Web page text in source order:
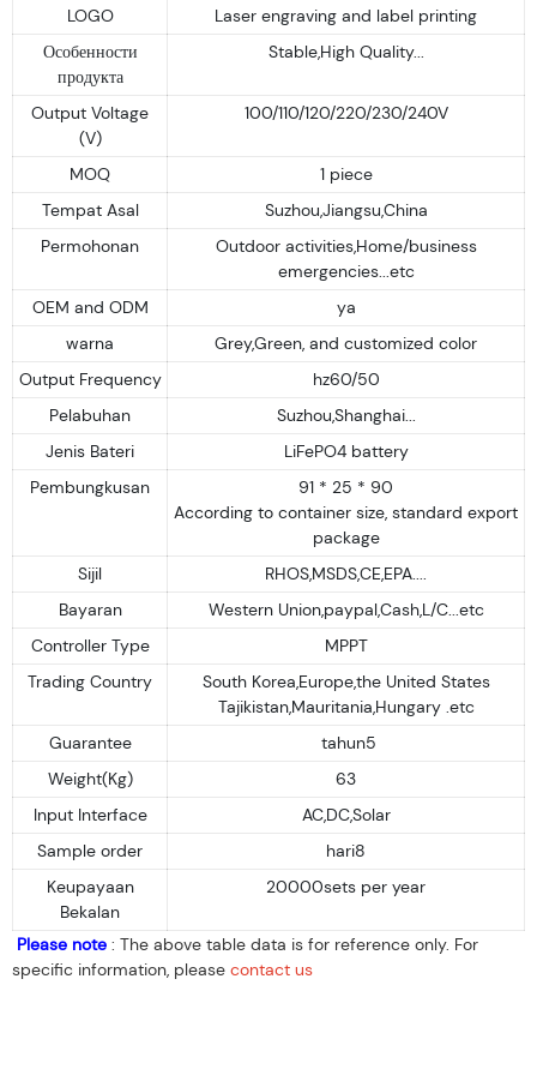
LOGO
Laser engraving and label printing
Особенности
продукта
Stable,High Quality...
Output Voltage
(V)
100/110/120/220/230/240V
MOQ
1 piece
Tempat Asal
Suzhou,Jiangsu,China
Permohonan
Outdoor activities,Home/business
emergencies...etc
OEM and ODM
ya
warna
Grey,Green, and customized color
Output Frequency
hz60/50
Pelabuhan
Suzhou,Shanghai...
Jenis Bateri
LiFePO4 battery
Pembungkusan
91 * 25 * 90
According to container size, standard export
package
Sijil
RHOS,MSDS,CE,EPA....
Bayaran
Western Union,paypal,Cash,L/C...etc
Controller Type
MPPT
Trading Country
South Korea,Europe,the United States
Tajikistan,Mauritania,Hungary .etc
Guarantee
tahun5
Weight(Kg)
63
Input Interface
AC,DC,Solar
Sample order
hari8
Keupayaan
Bekalan
20000sets per year
Please note : The above table data is for reference only. For
specific information, please contact us